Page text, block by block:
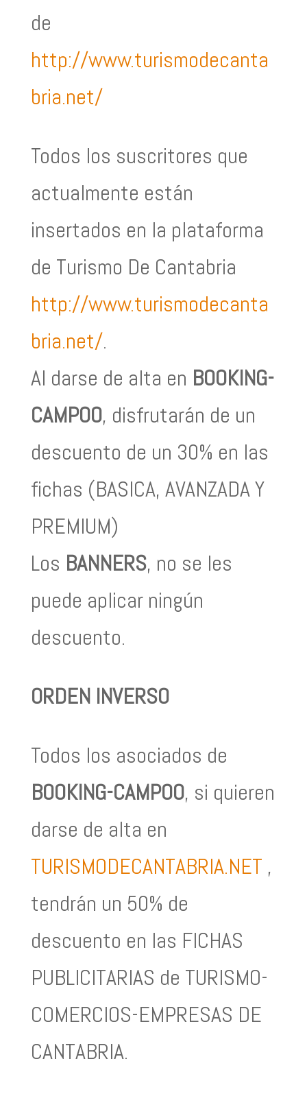
de
http://www.turismodecanta
bria.net/
Todos los suscritores que
actualmente están
insertados en la plataforma
de Turismo De Cantabria
http://www.turismodecanta
bria.net/.
Al darse de alta en BOOKING-
CAMPOO, disfrutarán de un
descuento de un 30% en las
fichas (BASICA, AVANZADA Y
PREMIUM)
Los BANNERS, no se les
puede aplicar ningún
descuento.
ORDEN INVERSO
Todos los asociados de
BOOKING-CAMPOO, si quieren
darse de alta en
TURISMODECANTABRIA.NET ,
tendrán un 50% de
descuento en las FICHAS
PUBLICITARIAS de TURISMO-
COMERCIOS-EMPRESAS DE
CANTABRIA.